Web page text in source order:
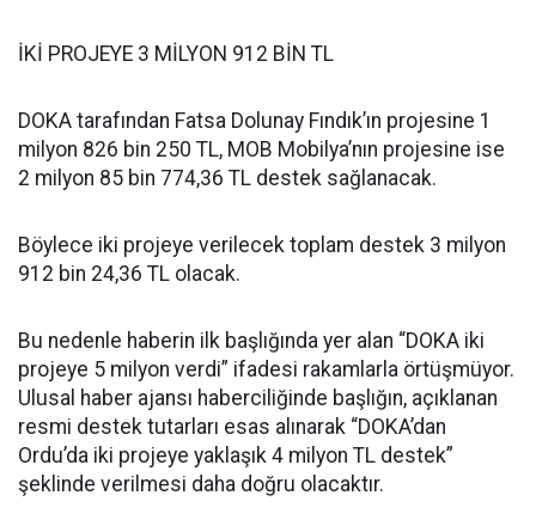
İKİ PROJEYE 3 MİLYON 912 BİN TL
DOKA tarafından Fatsa Dolunay Fındık’ın projesine 1
milyon 826 bin 250 TL, MOB Mobilya’nın projesine ise
2 milyon 85 bin 774,36 TL destek sağlanacak.
Böylece iki projeye verilecek toplam destek 3 milyon
912 bin 24,36 TL olacak.
Bu nedenle haberin ilk başlığında yer alan “DOKA iki
projeye 5 milyon verdi” ifadesi rakamlarla örtüşmüyor.
Ulusal haber ajansı haberciliğinde başlığın, açıklanan
resmi destek tutarları esas alınarak “DOKA’dan
Ordu’da iki projeye yaklaşık 4 milyon TL destek”
şeklinde verilmesi daha doğru olacaktır.